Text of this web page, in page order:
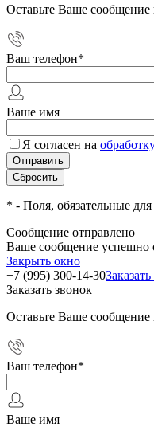
Оставьте Ваше
Ваш телефон*
Ваше имя
Я согласен на
* - Поля, обязательные
Сообщение отправлено
Ваше сообщение успешно
Закрыть окно
+7 (995) 300-14-30
Заказать звонок
Оставьте Ваше
Ваш телефон*
Ваше имя